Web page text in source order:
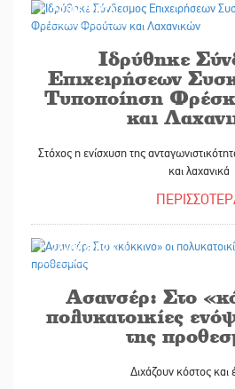
24/06/2026
Ιδρύθηκε
Επιχειρήσεων
Τυποποίηση
και
Στόχος η ενίσχυση της
και λαχανικά
24/06/2026
Ασανσέρ: Στο
πολυκατοικίες
της
Διχάζουν κόστος και